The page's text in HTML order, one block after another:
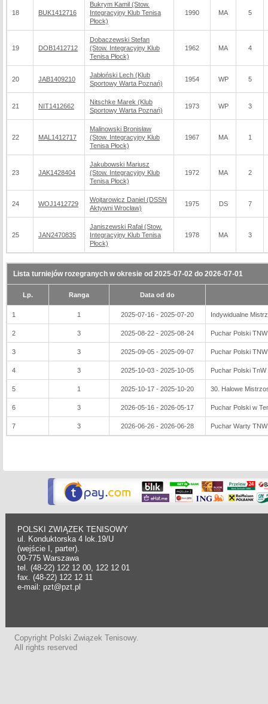
18 BUK1412716
Bukrym Kamil (Stow.
Integracyjny Klub Tenisa
Płock)
1990 MA 5
19 DOB1412712
Dobaczewski Stefan
(Stow. Integracyjny Klub
Tenisa Płock)
1962 MA 4
20 JAB1409210
Jabłoński Lech (Klub
Sportowy Warta Poznań)
1954 WP 5
21 NIT1412662
Nitschke Marek (Klub
Sportowy Warta Poznań)
1973 WP 3
22 MAL1412717
Malinowski Bronisław
(Stow. Integracyjny Klub
Tenisa Płock)
1967 MA 1
23 JAK1428404
Jakubowski Mariusz
(Stow. Integracyjny Klub
Tenisa Płock)
1972 MA 2
24 WOJ1412729
Wojtarowicz Daniel (DSSN
Aktywni Wrocław)
1975 DS 7
25 JAN2470835
Janiszewski Rafał (Stow.
Integracyjny Klub Tenisa
Płock)
1978 MA 3
Lista turniejów rozegranych w okresie od 2025-07-02 do 2026-07-01
Lp. Ranga Data od do
1 1 2025-07-16 - 2025-07-20 Indywidualne
2 3 2025-08-22 - 2025-08-24 Puchar Polski TNW
3 3 2025-09-05 - 2025-09-07 Puchar Polski
4 3 2025-10-03 - 2025-10-05 Puchar Polski
5 1 2025-10-17 - 2025-10-20 30. Halowe
6 3 2026-05-16 - 2026-05-17 Puchar Polski w
7 3 2026-06-26 - 2026-06-28 Puchar Warty
POLSKI ZWIĄZEK TENISOWY
ul. Konduktorska 4 lok.19/U
(wejście I, parter).
00-775 Warszawa
tel. (48-22) 122 12 00, 122 12 01
fax. (48-22) 122 12 11
e-mail: pzt@pzt.pl
Copyright Polski Związek Tenisowy.
All rights reserved